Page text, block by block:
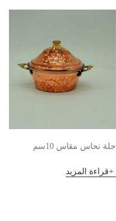
حلة نحاس مقاس 10سم
قراءة المزيد